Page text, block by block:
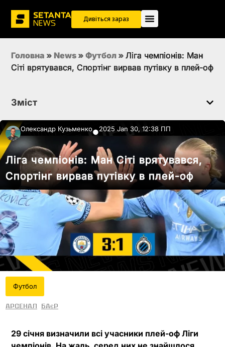
Дивіться зараз
Головна » News » Футбол » Ліга чемпіонів: Ман
Сіті врятувався, Спортінг вирвав путівку в плей-оф
Зміст
Олександр Кузьменко●2025 Jan 30, 12:38 ПП
Ліга чемпіонів: Ман Сіті врятувався,
Спортінг вирвав путівку в плей-оф
Футбол
Арсенал Баєр
29 січня визначили всі учасники плей-оф Ліги